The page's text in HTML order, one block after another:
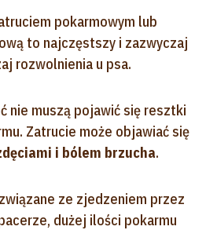
pokarmowym lub
to najczęstszy i zazwyczaj
rozwolnienia u psa.
nie muszą pojawić się resztki
Zatrucie może objawiać się
i bólem brzucha.
ze zjedzeniem przez
dużej ilości pokarmu